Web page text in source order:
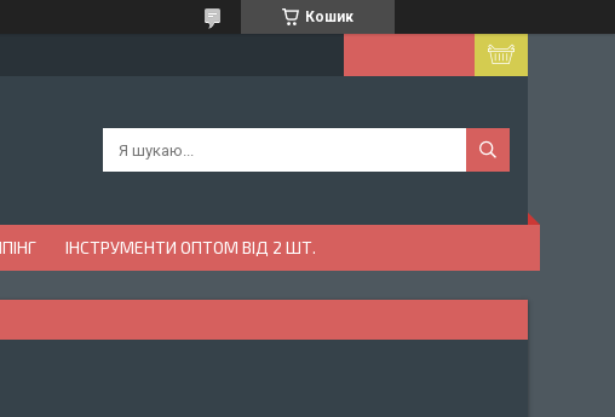
Кошик
ІНСТРУМЕНТИ ОПТОМ ВІД 2 ШТ.